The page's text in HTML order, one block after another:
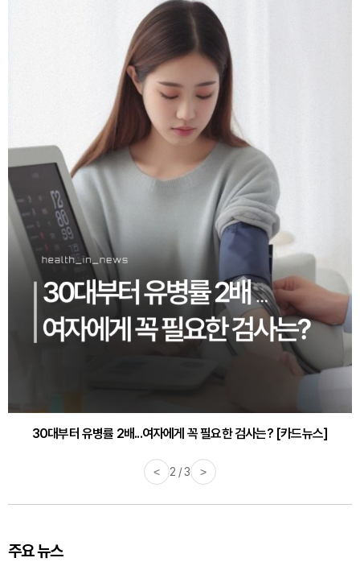
30대부터 유병률 2배...여자에게 꼭 필요한 검사는? [카드뉴스]
감기·독감 예방하고 면역력 높이는 4가지 영양제 [카드뉴스]
< 2 / 3 >
주요 뉴스